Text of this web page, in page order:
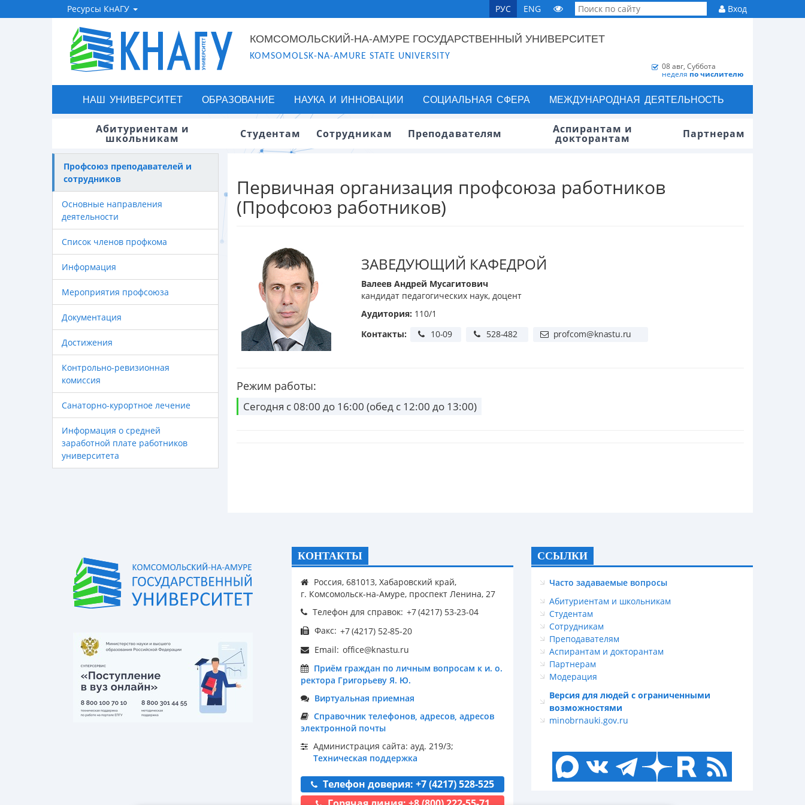
Ресурсы КнАГУ РУС ENG Вход
КОМСОМОЛЬСКИЙ-НА-АМУРЕ ГОСУДАРСТВЕННЫЙ УНИВЕРСИТЕТ
KOMSOMOLSK-NA-AMURE STATE UNIVERSITY
08 авг, Суббота
неделя по числителю
НАШ УНИВЕРСИТЕТ ОБРАЗОВАНИЕ НАУКА И ИННОВАЦИИ СОЦИАЛЬНАЯ СФЕРА МЕЖДУНАРОДНАЯ ДЕЯТЕЛЬНОСТЬ
Абитуриентам и
школьникам Студентам Сотрудникам Преподавателям Аспирантам и
докторантам Партнерам
Профсоюз преподавателей и
сотрудников
Основные направления
деятельности
Список членов профкома
Информация
Мероприятия профсоюза
Документация
Достижения
Контрольно-ревизионная
комиссия
Санаторно-курортное лечение
Информация о средней
заработной плате работников
университета
Первичная организация профсоюза работников
(Профсоюз работников)
ЗАВЕДУЮЩИЙ КАФЕДРОЙ
Валеев Андрей Мусагитович
кандидат педагогических наук, доцент
Аудитория: 110/1
Контакты:
Режим работы:
Сегодня c 08:00 до 16:00 (обед с 12:00 до 13:00)
КОНТАКТЫ
Россия, 681013, Хабаровский край,
г. Комсомольск-на-Амуре, проспект Ленина, 27
Телефон для справок:
Факс:
Email:
Приём граждан по личным вопросам к и. о.
ректора Григорьеву Я. Ю.
Виртуальная приемная
Справочник телефонов, адресов, адресов
электронной почты
Администрация сайта: ауд. 219/3;
Техническая поддержка
Телефон доверия: +7 (4217) 528-525
ССЫЛКИ
Часто задаваемые вопросы
Абитуриентам и школьникам
Студентам
Сотрудникам
Преподавателям
Аспирантам и докторантам
Партнерам
Модерация
Версия для людей с ограниченными
возможностями
minobrnauki.gov.ru